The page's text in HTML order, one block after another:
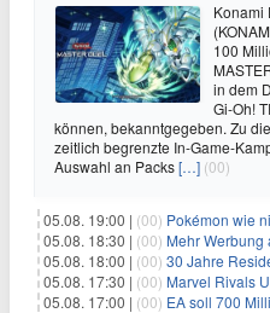
Konami
100
in dem
Gi-Oh!
können, bekanntgegeben. Zu
zeitlich begrenzte In-Game-
Auswahl an Packs[…] (00)
05.08. 19:00 | (00) Pokémon wie nie zuvor:
05.08. 18:30 | (00) Mehr Werbung auf
05.08. 18:00 | (00) 30 Jahre Resident
05.08. 17:30 | (00) Marvel Rivals Update
05.08. 17:00 | (00) EA soll 700 Millionen Dollar